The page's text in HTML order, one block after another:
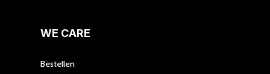
WE CARE
Bestellen